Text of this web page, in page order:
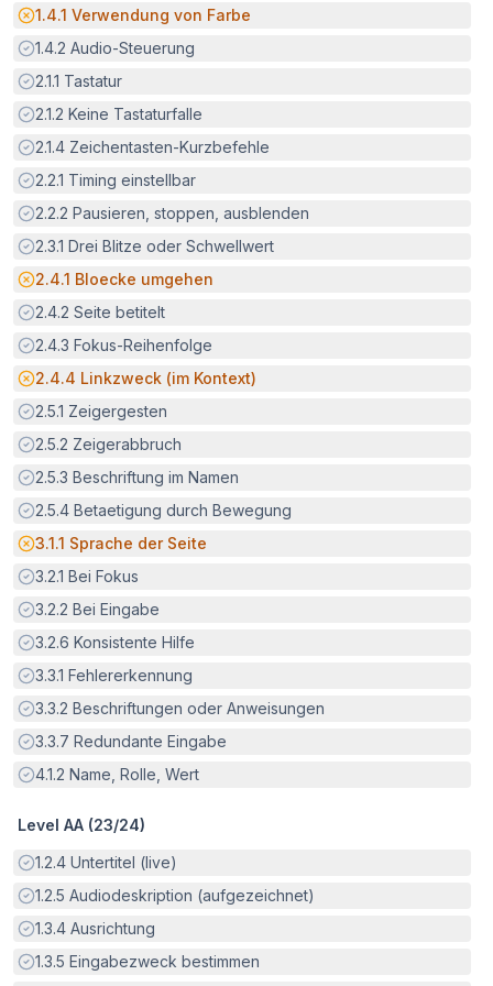
Potenzielle Barriere:
1.4.1 Verwendung von Farbe
Erfüllt:
1.4.2 Audio-Steuerung
Erfüllt:
2.1.1 Tastatur
Erfüllt:
2.1.2 Keine Tastaturfalle
Erfüllt:
2.1.4 Zeichentasten-Kurzbefehle
Erfüllt:
2.2.1 Timing einstellbar
Erfüllt:
2.2.2 Pausieren, stoppen, ausblenden
Erfüllt:
2.3.1 Drei Blitze oder Schwellwert
Potenzielle Barriere:
2.4.1 Bloecke umgehen
Erfüllt:
2.4.2 Seite betitelt
Erfüllt:
2.4.3 Fokus-Reihenfolge
Potenzielle Barriere:
2.4.4 Linkzweck (im Kontext)
Erfüllt:
2.5.1 Zeigergesten
Erfüllt:
2.5.2 Zeigerabbruch
Erfüllt:
2.5.3 Beschriftung im Namen
Erfüllt:
2.5.4 Betaetigung durch Bewegung
Potenzielle Barriere:
3.1.1 Sprache der Seite
Erfüllt:
3.2.1 Bei Fokus
Erfüllt:
3.2.2 Bei Eingabe
Erfüllt:
3.2.6 Konsistente Hilfe
Erfüllt:
3.3.1 Fehlererkennung
Erfüllt:
3.3.2 Beschriftungen oder Anweisungen
Erfüllt:
3.3.7 Redundante Eingabe
Erfüllt:
4.1.2 Name, Rolle, Wert
Level AA (23/24)
Erfüllt:
1.2.4 Untertitel (live)
Erfüllt:
1.2.5 Audiodeskription (aufgezeichnet)
Erfüllt:
1.3.4 Ausrichtung
Erfüllt:
1.3.5 Eingabezweck bestimmen